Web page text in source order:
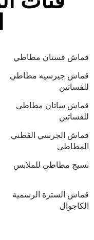
قماش فستان مطاطي
قماش جيرسيه مطاطي
للفساتين
قماش ساتان مطاطي
للفساتين
قماش الجرسي القطني
المطاطي
نسيج مطاطي للملابس
قماش السترة الرسمية
الكاجوال